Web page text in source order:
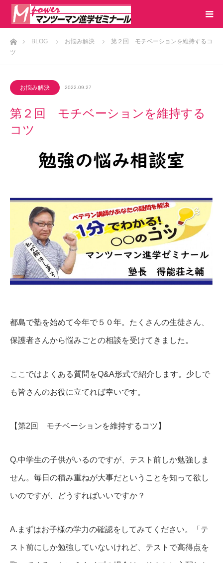
ホームBLOG お悩み解決
第２回 モチベーションを維持するコ
ツ
お悩み解決 2022.09.27
第２回 モチベーションを維持する
コツ
都島で塾を始めて今年で５０年。たくさんの生徒さん、
保護者さんから悩みごとの相談を受けてきました。
ここではよくある質問をQ&A形式で紹介します。少しで
も皆さんのお役に立てれば幸いです。
【第2回 モチベーションを維持するコツ】
Q.中学生の子供がいるのですが、テスト前しか勉強しま
せん。毎日の積み重ねが大事だということを知って欲し
いのですが、どうすればいいですか？
A.まずはお子様の学力の確認をしてみてください。「テ
スト前にしか勉強していないけれど、テストで高得点を